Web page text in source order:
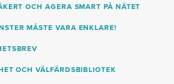
OCH AGERA SMART PÅ NÄTET
MÅSTE VARA ENKLARE!
OCH VÄLFÄRDSBIBLIOTEK